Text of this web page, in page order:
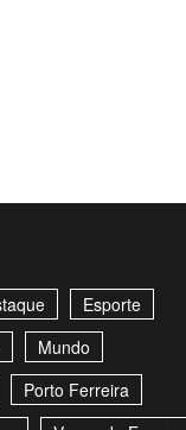
Esporte
Mundo
Porto Ferreira